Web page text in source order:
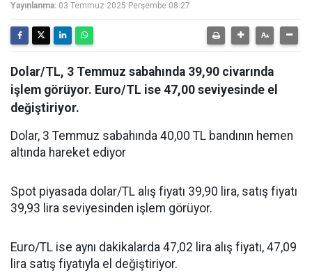
Yayınlanma: 03 Temmuz 2025 Perşembe 08:27
Dolar/TL, 3 Temmuz sabahında 39,90 civarında
işlem görüyor. Euro/TL ise 47,00 seviyesinde el
değiştiriyor.
Dolar, 3 Temmuz sabahında 40,00 TL bandının hemen
altında hareket ediyor
Spot piyasada dolar/TL alış fiyatı 39,90 lira, satış fiyatı
39,93 lira seviyesinden işlem görüyor.
Euro/TL ise aynı dakikalarda 47,02 lira alış fiyatı, 47,09
lira satış fiyatıyla el değiştiriyor.